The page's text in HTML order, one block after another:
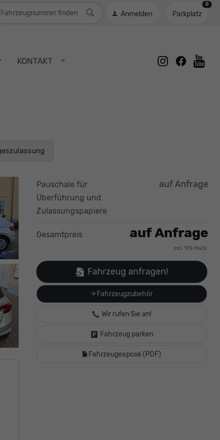
Anmelden Parkplatz
0
KONTAKT instagram
facebook
Pauschale für
Überführung und
Zulassungspapiere
auf Anfrage
Gesamtpreis auf Anfrage
incl. 19% MwSt.
Fahrzeugzubehör
Fahrzeug anfragen!
Wir rufen Sie an!
Fahrzeug parken
Fahrzeugexposé (PDF)